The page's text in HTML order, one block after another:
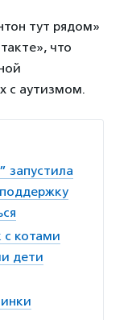
тут рядом»
что
с аутизмом.
запустила
с котами
дети